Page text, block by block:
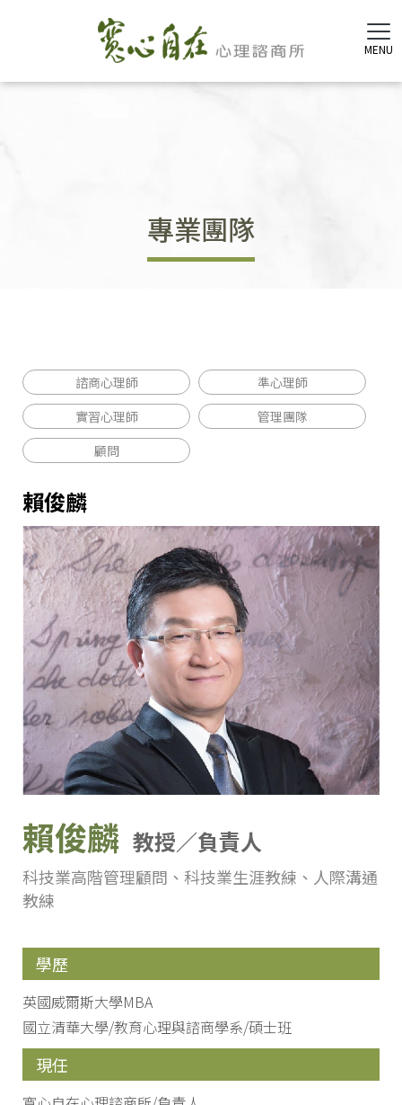
專業團隊
諮商心理師
準心理師
實習心理師
管理團隊
顧問
賴俊麟
賴俊麟 教授／負責人
科技業高階管理顧問、科技業生涯教練、人際溝通
教練
學歷
英國威爾斯大學MBA
國立清華大學/教育心理與諮商學系/碩士班
現任